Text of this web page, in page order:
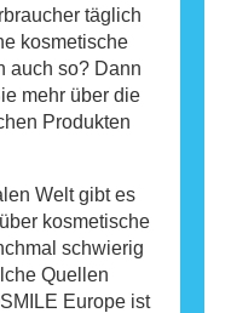
täglich
kosmetische
auch so? Dann
mehr über die
Produkten
Welt gibt es
kosmetische
schwierig
Quellen
Europe ist